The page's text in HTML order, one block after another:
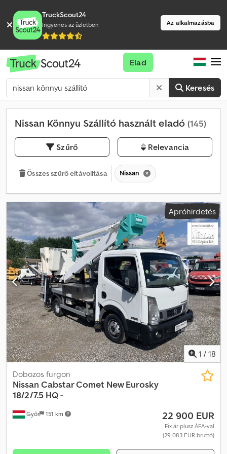
TruckScout24
Ingyenes az üzletben Az alkalmazásba
Keresés
Elad
Nissan Könnyu Szállító használt eladó (145)
Szűrő Relevancia
Összes szűrő eltávolítása Nissan
Apróhirdetés
1 / 18
Győr 151 km
Dobozos furgon
Nissan Cabstar Comet New Eurosky
18/2/7.5 HQ -
22 900 EUR
Fix ár plusz ÁFA-val
(29 083 EUR bruttó)